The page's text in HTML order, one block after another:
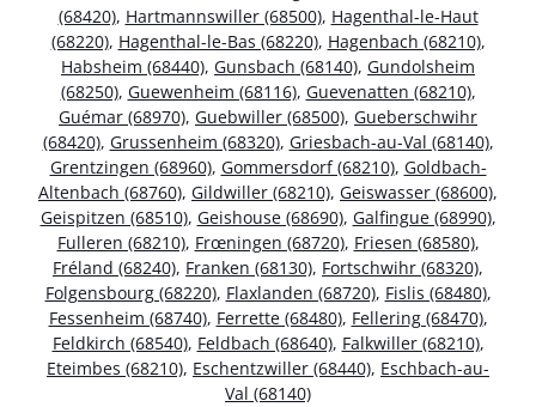
(68420), Hartmannswiller (68500), Hagenthal-le-Haut
(68220), Hagenthal-le-Bas (68220), Hagenbach (68210),
Habsheim (68440), Gunsbach (68140), Gundolsheim
(68250), Guewenheim (68116), Guevenatten (68210),
Guémar (68970), Guebwiller (68500), Gueberschwihr
(68420), Grussenheim (68320), Griesbach-au-Val (68140),
Grentzingen (68960), Gommersdorf (68210), Goldbach-
Altenbach (68760), Gildwiller (68210), Geiswasser (68600),
Geispitzen (68510), Geishouse (68690), Galfingue (68990),
Fulleren (68210), Frœningen (68720), Friesen (68580),
Fréland (68240), Franken (68130), Fortschwihr (68320),
Folgensbourg (68220), Flaxlanden (68720), Fislis (68480),
Fessenheim (68740), Ferrette (68480), Fellering (68470),
Feldkirch (68540), Feldbach (68640), Falkwiller (68210),
Eteimbes (68210), Eschentzwiller (68440), Eschbach-au-
Val (68140)